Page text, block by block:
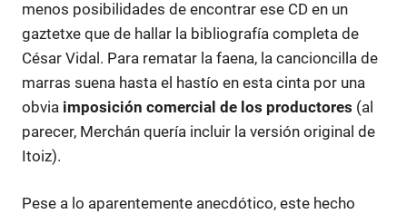
menos posibilidades de encontrar ese CD en un
gaztetxe que de hallar la bibliografía completa de
César Vidal. Para rematar la faena, la cancioncilla de
marras suena hasta el hastío en esta cinta por una
obvia imposición comercial de los productores (al
parecer, Merchán quería incluir la versión original de
Itoiz).
Pese a lo aparentemente anecdótico, este hecho